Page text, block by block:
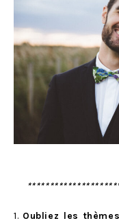
1. Oubliez les